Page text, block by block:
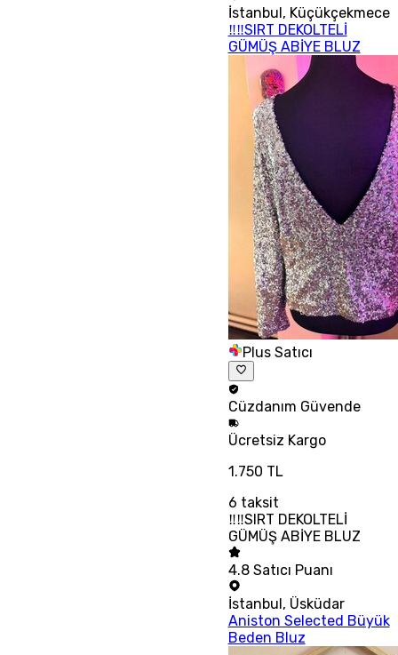
İstanbul , Küçükçekmece
‼‼SIRT DEKOLTELİ
GÜMÜŞ ABİYE BLUZ
Plus Satıcı
Cüzdanım Güvende
Ücretsiz Kargo
1.750 TL
6 taksit
‼‼SIRT DEKOLTELİ
GÜMÜŞ ABİYE BLUZ
4.8 Satıcı Puanı
İstanbul, Üsküdar
Aniston Selected Büyük
Beden Bluz